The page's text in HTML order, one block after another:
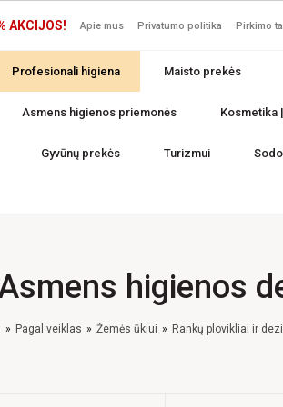
AKCIJOS! Apie mus Privatumo politika Pirkimo
Profesionali higiena Maisto prekės
Asmens higienos priemonės Kosmetika
Gyvūnų prekės Turizmui
higienos
Pagal veiklas Žemės ūkiui Rankų plovikliai ir